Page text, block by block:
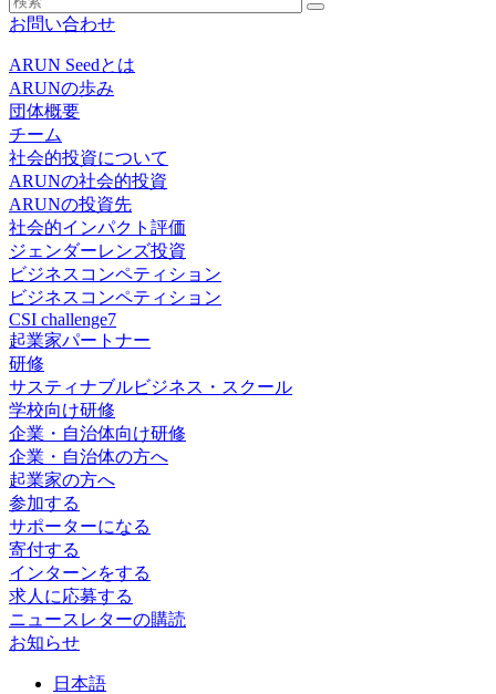
お問い合わせ
ARUN Seedとは
ARUNの歩み
団体概要
チーム
社会的投資について
ARUNの社会的投資
ARUNの投資先
社会的インパクト評価
ジェンダーレンズ投資
ビジネスコンペティション
ビジネスコンペティション
CSI challenge7
起業家パートナー
研修
サスティナブルビジネス・スクール
学校向け研修
企業・自治体向け研修
企業・自治体の方へ
起業家の方へ
参加する
サポーターになる
寄付する
インターンをする
求人に応募する
ニュースレターの購読
お知らせ
日 本語